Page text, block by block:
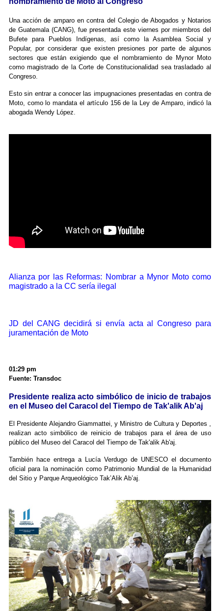
Una acción de amparo en contra del Colegio de Abogados y Notarios
de Guatemala (CANG), fue presentada este viernes por miembros del
Bufete para Pueblos Indígenas, así como la Asamblea Social y
Popular, por considerar que existen presiones por parte de algunos
sectores que están exigiendo que el nombramiento de Mynor Moto
como magistrado de la Corte de Constitucionalidad sea trasladado al
Congreso.
Esto sin entrar a conocer las impugnaciones presentadas en contra de
Moto, como lo mandata el artículo 156 de la Ley de Amparo, indicó la
abogada Wendy López.
Alianza por las Reformas: Nombrar a Mynor Moto como
magistrado a la CC sería ilegal
JD del CANG decidirá si envía acta al Congreso para
juramentación de Moto
01:29 pm
Fuente: Transdoc
Presidente realiza acto simbólico de inicio de trabajos
en el Museo del Caracol del Tiempo de Tak'alik Ab'aj
El Presidente Alejandro Giammattei, y Ministro de Cultura y Deportes ,
realizan acto simbólico de reinicio de trabajos para el área de uso
público del Museo del Caracol del Tiempo de Tak'alik Ab'aj.
También hace entrega a Lucía Verdugo de UNESCO el documento
oficial para la nominación como Patrimonio Mundial de la Humanidad
del Sitio y Parque Arqueológico Tak’Alik Ab’aj.